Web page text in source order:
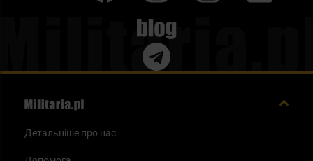
Blog
Детальніше про нас